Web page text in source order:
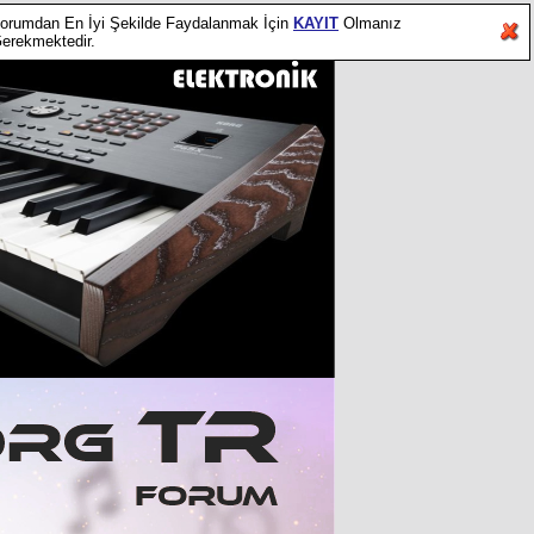
En İyi Şekilde Faydalanmak İçin KAYIT Olmanız